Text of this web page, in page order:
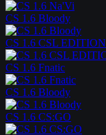
CS 1.6 Bloody
CS 1.6 CSL EDITION
CS 1.6 Fnatic
CS 1.6 Bloody
CS 1.6 CS:GO